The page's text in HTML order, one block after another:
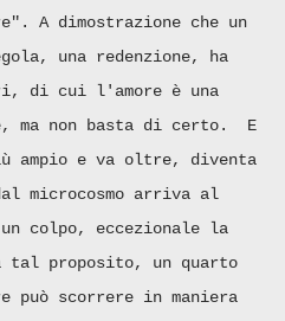
A dimostrazione che un
una redenzione, ha
di cui l'amore è una
ma non basta di certo. E
ampio e va oltre, diventa
microcosmo arriva al
un colpo, eccezionale la
proposito, un quarto
può scorrere in maniera